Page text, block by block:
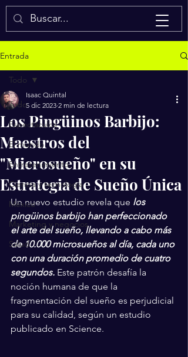
Isaac Quintal
Entrada
Todo
Espectáculos
El mundo
Entretenimiento
Ciencia y tecnología
México
Marketing y negocios
Salud
Todo
Los Pingüinos Barbijo:
Maestros del
"Microsueño" en su
Estrategia de Sueño Única
Isaac Quintal
5 dic 2023 2 min de lectura
Un nuevo estudio revela que los
pingüinos barbijo han perfeccionado
el arte del sueño, llevando a cabo más
de 10.000 microsueños al día, cada uno
con una duración promedio de cuatro
segundos. Este patrón desafía la
noción humana de que la
fragmentación del sueño es perjudicial
para su calidad, según un estudio
publicado en Science.